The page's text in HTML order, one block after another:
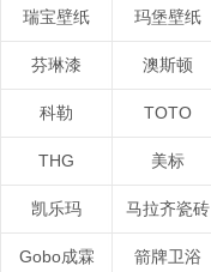
瑞宝壁纸 玛堡壁纸
芬琳漆 澳斯顿
科勒 TOTO
THG 美标
凯乐玛 马拉齐瓷砖
Gobo成霖 箭牌卫浴